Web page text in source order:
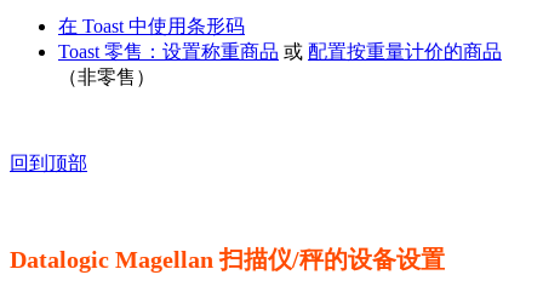
在 Toast 中使用条形码
Toast 零售：设置称重商品 或 配置按重量计价的商品
（非零售）
回到顶部
Datalogic Magellan 扫描仪/秤的设备设置